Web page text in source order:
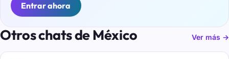
Entrar ahora
Otros chats de México Ver más →